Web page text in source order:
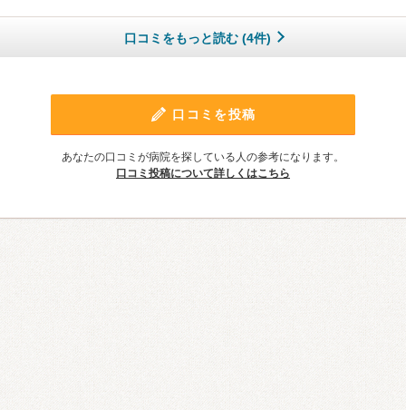
口コミをもっと読む (4件)
口コミを投稿
あなたの口コミが病院を探している人の参考になります。
口コミ投稿について詳しくはこちら